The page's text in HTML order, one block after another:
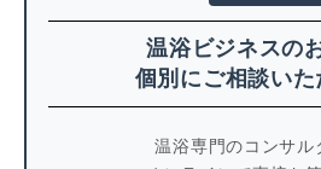
温浴ビジネスの
個別にご相談いた
温浴専門のコンサル